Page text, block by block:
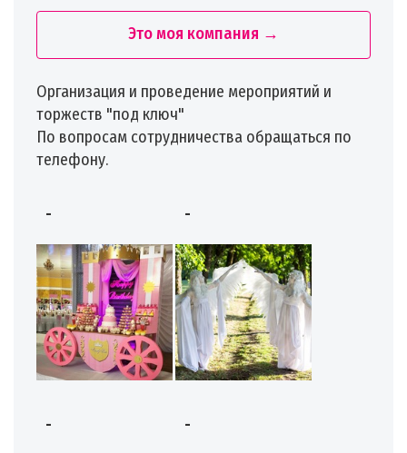
Это моя компания →
Организация и проведение мероприятий и
торжеств "под ключ"
По вопросам сотрудничества обращаться по
телефону.
- -
- -